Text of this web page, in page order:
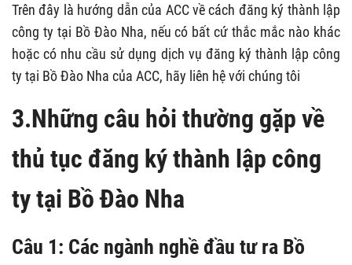
Trên đây là hướng dẫn của ACC về cách đăng ký thành lập
công ty tại Bồ Đào Nha, nếu có bất cứ thắc mắc nào khác
hoặc có nhu cầu sử dụng dịch vụ đăng ký thành lập công
ty tại Bồ Đào Nha của ACC, hãy liên hệ với chúng tôi
3.Những câu hỏi thường gặp về
thủ tục đăng ký thành lập công
ty tại Bồ Đào Nha
Câu 1: Các ngành nghề đầu tư ra Bồ